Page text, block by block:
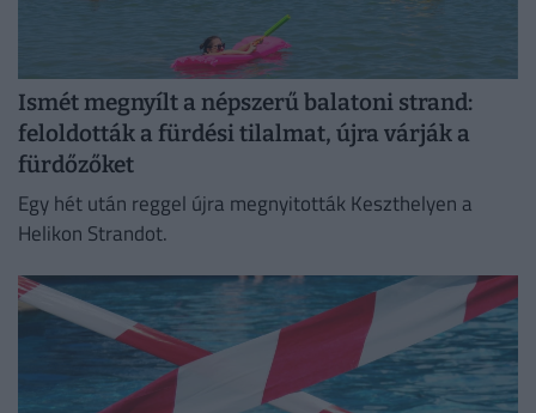
Ismét megnyílt a népszerű balatoni strand:
feloldották a fürdési tilalmat, újra várják a
fürdőzőket
Egy hét után reggel újra megnyitották Keszthelyen a
Helikon Strandot.